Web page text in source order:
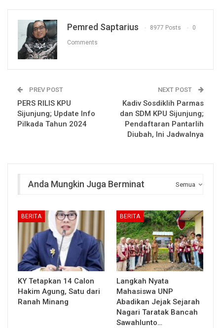
Pemred Saptarius 8977 Posts 0
Comments
PREV POST
PERS RILIS KPU
Sijunjung; Update Info
Pilkada Tahun 2024
NEXT POST
Kadiv Sosdiklih Parmas
dan SDM KPU Sijunjung;
Pendaftaran Pantarlih
Diubah, Ini Jadwalnya
Semua
Anda Mungkin Juga Berminat
BERITA
KY Tetapkan 14 Calon
Hakim Agung, Satu dari
Ranah Minang
BERITA
Langkah Nyata
Mahasiswa UNP
Abadikan Jejak Sejarah
Nagari Taratak Bancah
Sawahlunto…